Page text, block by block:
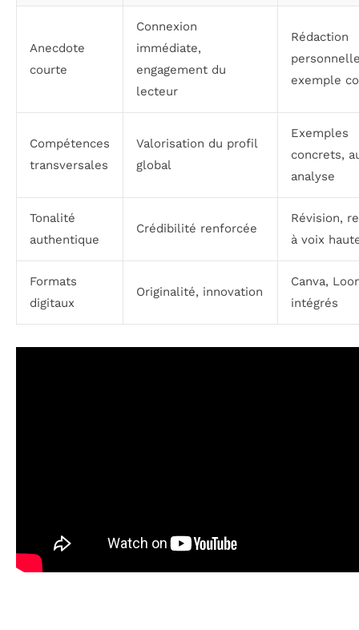
Anecdote
courte
Connexion
immédiate,
engagement du
lecteur
Rédaction
exemple
Compétences
transversales
Valorisation du profil
global
Exemples
concrets,
analyse
Tonalité
authentique
Crédibilité renforcée
Révision,
à voix
Formats
digitaux
Originalité, innovation
Canva,
intégrés